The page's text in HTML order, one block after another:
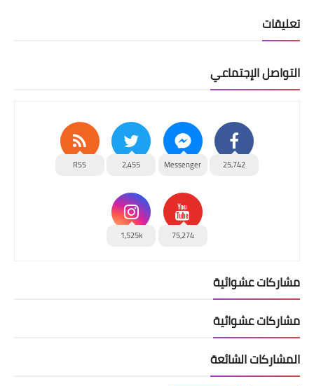
تعليقات
التواصل الإجتماعي
25,742
Messenger
2,455
RSS
75,274
1,525k
مشاركات عشوائية
مشاركات عشوائية
المشاركات الشائعة